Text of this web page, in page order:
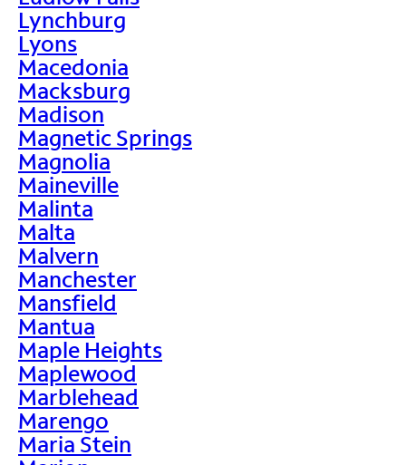
Lynchburg
Lyons
Macedonia
Macksburg
Madison
Magnetic Springs
Magnolia
Maineville
Malinta
Malta
Malvern
Manchester
Mansfield
Mantua
Maple Heights
Maplewood
Marblehead
Marengo
Maria Stein